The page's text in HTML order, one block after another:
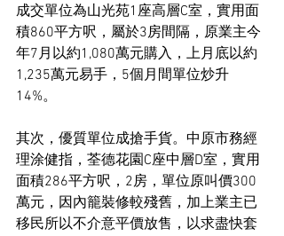
成交單位為山光苑1座高層C室，實用面
積860平方呎，屬於3房間隔，原業主今
年7月以約1,080萬元購入，上月底以約
1,235萬元易手，5個月間單位炒升
14%。
其次，優質單位成搶手貨。中原市務經
理涂健指，荃德花園C座中層D室，實用
面積286平方呎，2房，單位原叫價300
萬元，因內籠裝修較殘舊，加上業主已
移民所以不介意平價放售，以求盡快套